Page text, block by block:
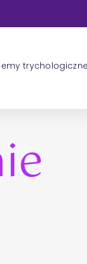
trychologiczne